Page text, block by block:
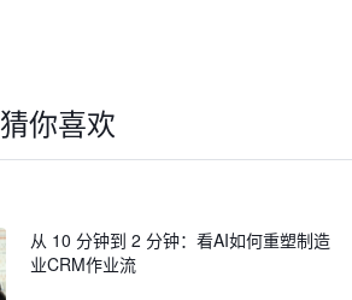
猜你喜欢
从 10 分钟到 2 分钟：看AI如何重塑制造
业CRM作业流